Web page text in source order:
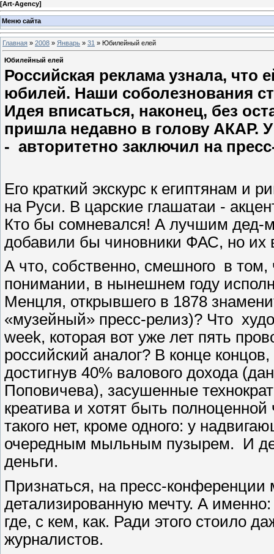
[Art-Agency]
Меню сайта
Главная » 2008 » Январь » 31 » Юбилейный елей
Юбилейный елей
Российская реклама узнала, что
юбилей. Наши соболезнования
Идея вписаться, наконец, без
пришла недавно в голову АКАР.
- авторитетно заключил на
Его краткий экскурс к египтянам и
на Руси. В царские глашатаи -
Кто бы сомневался! А лучшим дед-
добавили бы чиновники ФАС, но их
А что, собственно, смешного в
понимании, в нынешнем году
Менцля, открывшего в 1878
«музейный» пресс-релиз)? Что
week, которая вот уже лет пять
российский аналог? В конце
достигнув 40% валового дохода
Поповичева), засушенные
креатива и хотят быть
такого нет, кроме одного: у
очередным мыльным пузырем. И
деньги.
Признаться, на пресс-
детализированную мечту. А
где, с кем, как. Ради этого стоило
журналистов.